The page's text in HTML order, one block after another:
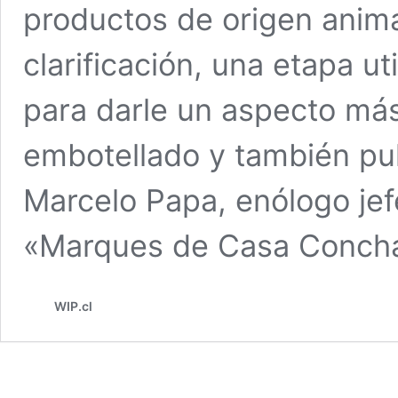
productos de origen
clarificación, una etapa
para darle un aspecto
embotellado y también
Marcelo Papa, enólogo
«Marques de Casa
WIP.cl